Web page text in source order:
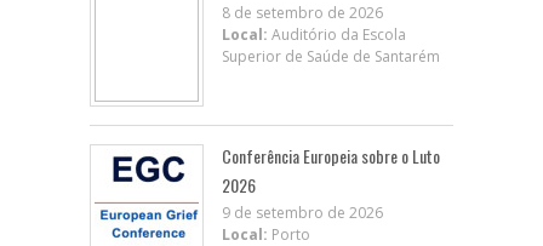
8 de setembro de 2026
Local: Auditório da Escola
Superior de Saúde de Santarém
Conferência Europeia sobre o Luto
2026
9 de setembro de 2026
Local: Porto